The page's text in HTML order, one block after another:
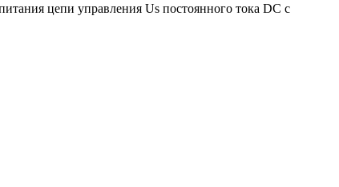
цепи управления Us постоянного тока DC с